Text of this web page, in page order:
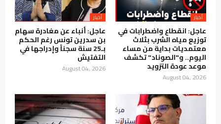
أخبار
عاجل: انقطاع واضطرابات في
توزيع مياه الشرب بثلاث
معتمديات بداية من مساء
اليوم.. و"الصوناد" تكشف
موعد عودة التزويد
August 04, 2026
أخبار
عاجل: أنباء عن مغادرة سهام
بن سدرين تونس رغم الحكم
بـ25 سنة سجناً وإدراجها في
التفتيش
August 04, 2026